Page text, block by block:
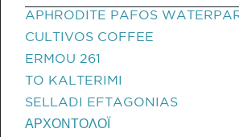
APHRODITE PAFOS
CULTIVOS COFFEE
ERMOU 261
TO KALTERIMI
SELLADI EFTAGONIAS
ΑΡΧΟΝΤΟΛΟΪ